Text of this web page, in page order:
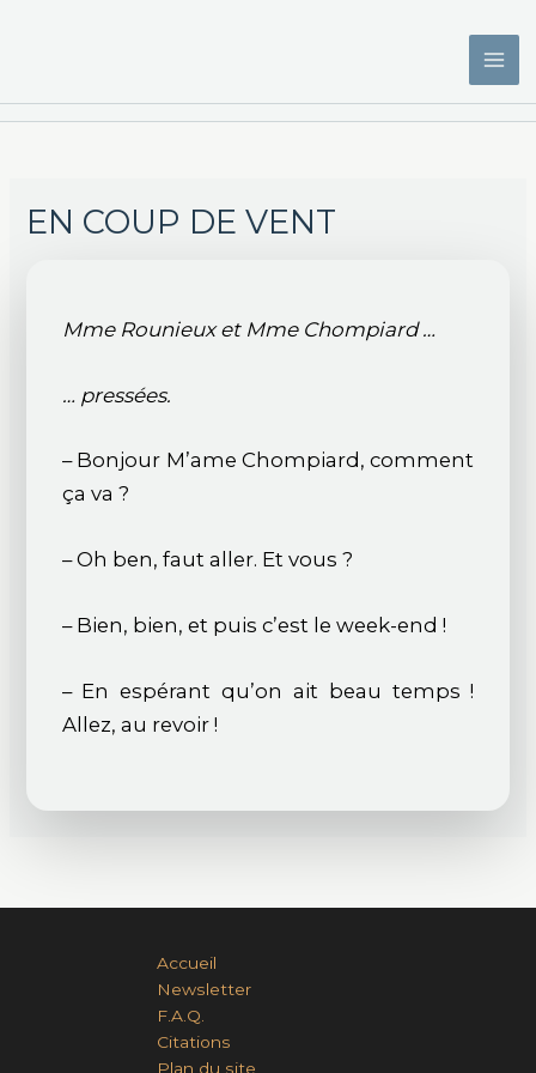
EN COUP DE VENT
Mme Rounieux et Mme Chompiard …
… pressées.
– Bonjour M’ame Chompiard, comment
ça va ?
– Oh ben, faut aller. Et vous ?
– Bien, bien, et puis c’est le week-end !
– En espérant qu’on ait beau temps !
Allez, au revoir !
Accueil
Newsletter
F.A.Q.
Citations
Plan du site